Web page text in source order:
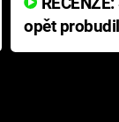
opět
přichází s